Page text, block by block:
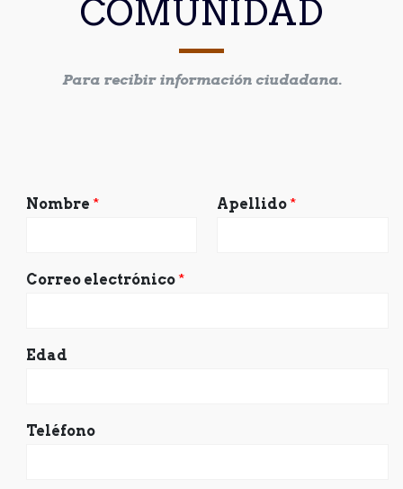
COMUNIDAD
Para recibir información ciudadana.
Nombre * Apellido *
Correo electrónico *
Edad
Teléfono